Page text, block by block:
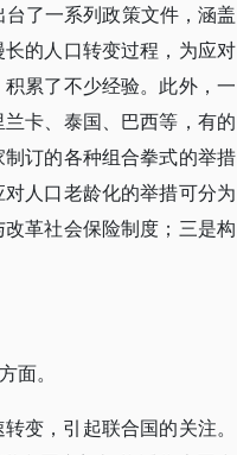
了一系列政策文件，涵盖
的人口转变过程，为应对
累了不少经验。此外，一
卡、泰国、巴西等，有的
订的各种组合拳式的举措
人口老龄化的举措可分为
革社会保险制度；三是构
面。
变，引起联合国的关注。